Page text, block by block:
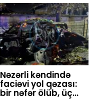
Nəzərli kəndində
faciəvi yol qəzası:
bir nəfər ölüb, üç…